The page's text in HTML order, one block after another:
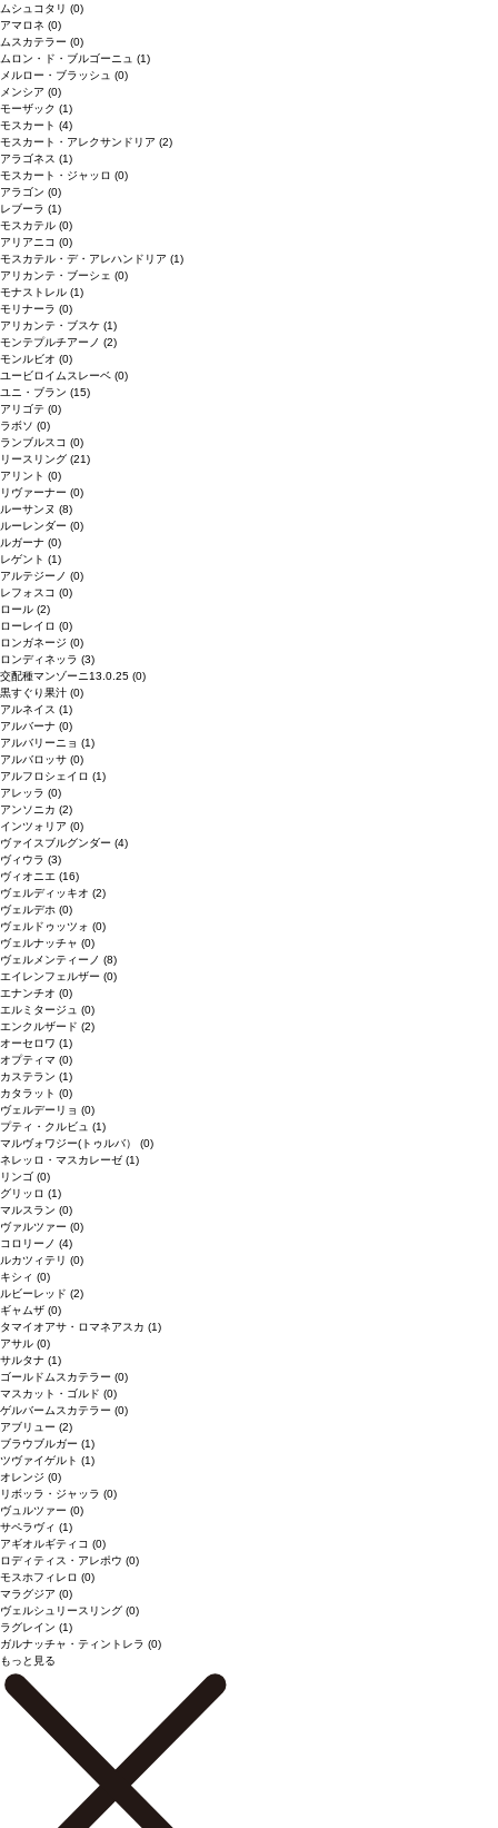
ムシュコタリ (0)
アマロネ (0)
ムスカテラー (0)
ムロン・ド・ブルゴーニュ (1)
メルロー・ブラッシュ (0)
メンシア (0)
モーザック (1)
モスカート (4)
モスカート・アレクサンドリア (2)
アラゴネス (1)
モスカート・ジャッロ (0)
アラゴン (0)
レブーラ (1)
モスカテル (0)
アリアニコ (0)
モスカテル・デ・アレハンドリア (1)
アリカンテ・ブーシェ (0)
モナストレル (1)
モリナーラ (0)
アリカンテ・ブスケ (1)
モンテプルチアーノ (2)
モンルビオ (0)
ユービロイムスレーベ (0)
ユニ・ブラン (15)
アリゴテ (0)
ラボソ (0)
ランブルスコ (0)
リースリング (21)
アリント (0)
リヴァーナー (0)
ルーサンヌ (8)
ルーレンダー (0)
ルガーナ (0)
レゲント (1)
アルテジーノ (0)
レフォスコ (0)
ロール (2)
ローレイロ (0)
ロンガネージ (0)
ロンディネッラ (3)
交配種マンゾーニ13.0.25 (0)
黒すぐり果汁 (0)
アルネイス (1)
アルバーナ (0)
アルバリーニョ (1)
アルバロッサ (0)
アルフロシェイロ (1)
アレッラ (0)
アンソニカ (2)
インツォリア (0)
ヴァイスブルグンダー (4)
ヴィウラ (3)
ヴィオニエ (16)
ヴェルディッキオ (2)
ヴェルデホ (0)
ヴェルドゥッツォ (0)
ヴェルナッチャ (0)
ヴェルメンティーノ (8)
エイレンフェルザー (0)
エナンチオ (0)
エルミタージュ (0)
エンクルザード (2)
オーセロワ (1)
オプティマ (0)
カステラン (1)
カタラット (0)
ヴェルデーリョ (0)
プティ・クルビュ (1)
マルヴォワジー(トゥルバ） (0)
ネレッロ・マスカレーゼ (1)
リンゴ (0)
グリッロ (1)
マルスラン (0)
ヴァルツァー (0)
コロリーノ (4)
ルカツィテリ (0)
キシィ (0)
ルビーレッド (2)
ギャムザ (0)
タマイオアサ・ロマネアスカ (1)
アサル (0)
サルタナ (1)
ゴールドムスカテラー (0)
マスカット・ゴルド (0)
ゲルバームスカテラー (0)
アブリュー (2)
ブラウブルガー (1)
ツヴァイゲルト (1)
オレンジ (0)
リボッラ・ジャッラ (0)
ヴュルツァー (0)
サペラヴィ (1)
アギオルギティコ (0)
ロディティス・アレポウ (0)
モスホフィレロ (0)
マラグジア (0)
ヴェルシュリースリング (0)
ラグレイン (1)
ガルナッチャ・ティントレラ (0)
もっと見る